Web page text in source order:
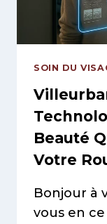
SOIN DU
Beauté
Votre
Bonjour à
vous en